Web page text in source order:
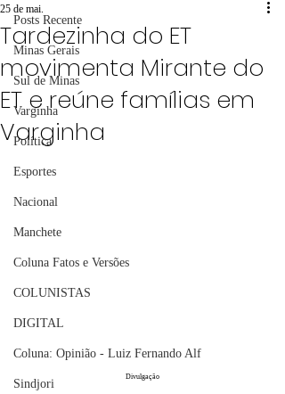
Posts Recente
Minas Gerais
Sul de Minas
Varginha
Política
Esportes
Nacional
Manchete
Coluna Fatos e Versões
COLUNISTAS
DIGITAL
Coluna: Opinião - Luiz Fernando Alf
Sindjori
Tardezinha do ET
movimenta Mirante do
ET e reúne famílias em
Varginha
25 de mai.
Divulgação